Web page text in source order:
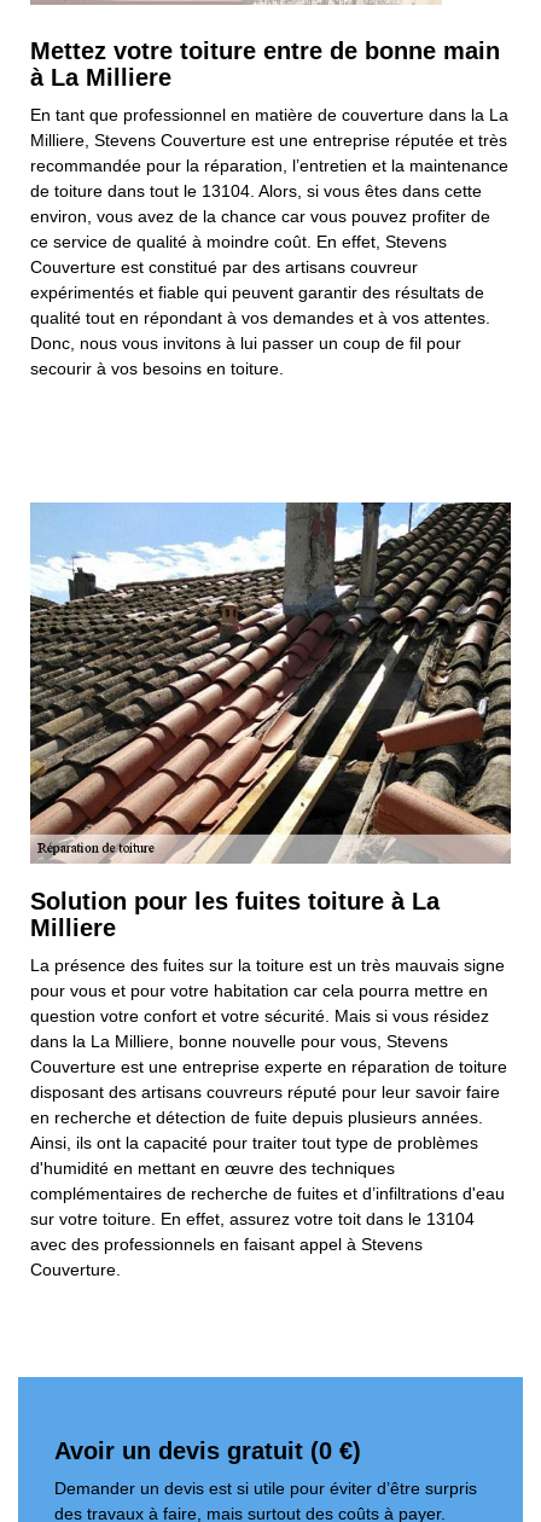
Mettez votre toiture entre de bonne main
à La Milliere
En tant que professionnel en matière de couverture dans la La
Milliere, Stevens Couverture est une entreprise réputée et très
recommandée pour la réparation, l’entretien et la maintenance
de toiture dans tout le 13104. Alors, si vous êtes dans cette
environ, vous avez de la chance car vous pouvez profiter de
ce service de qualité à moindre coût. En effet, Stevens
Couverture est constitué par des artisans couvreur
expérimentés et fiable qui peuvent garantir des résultats de
qualité tout en répondant à vos demandes et à vos attentes.
Donc, nous vous invitons à lui passer un coup de fil pour
secourir à vos besoins en toiture.
Solution pour les fuites toiture à La
Milliere
La présence des fuites sur la toiture est un très mauvais signe
pour vous et pour votre habitation car cela pourra mettre en
question votre confort et votre sécurité. Mais si vous résidez
dans la La Milliere, bonne nouvelle pour vous, Stevens
Couverture est une entreprise experte en réparation de toiture
disposant des artisans couvreurs réputé pour leur savoir faire
en recherche et détection de fuite depuis plusieurs années.
Ainsi, ils ont la capacité pour traiter tout type de problèmes
d'humidité en mettant en œuvre des techniques
complémentaires de recherche de fuites et d’infiltrations d'eau
sur votre toiture. En effet, assurez votre toit dans le 13104
avec des professionnels en faisant appel à Stevens
Couverture.
Avoir un devis gratuit (0 €)
Demander un devis est si utile pour éviter d’être surpris
des travaux à faire, mais surtout des coûts à payer.